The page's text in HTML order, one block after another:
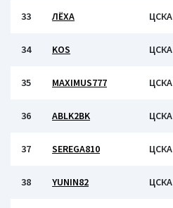
33 ЛЁХА ЦСКА
34 KOS ЦСКА
35 MAXIMUS777 ЦСКА
36 ABLK2BK ЦСКА
37 SEREGA810 ЦСКА
38 YUNIN82 ЦСКА